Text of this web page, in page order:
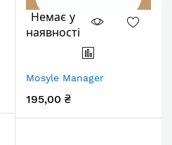
Немає у
наявності
Mosyle Manager
195,00 ₴